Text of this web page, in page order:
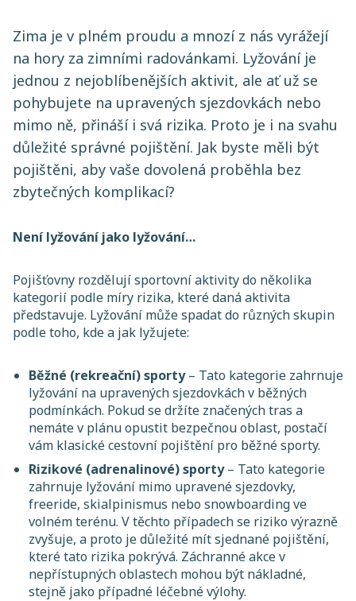
Zima je v plném proudu a mnozí z nás vyrážejí
na hory za zimními radovánkami. Lyžování je
jednou z nejoblíbenějších aktivit, ale ať už se
pohybujete na upravených sjezdovkách nebo
mimo ně, přináší i svá rizika. Proto je i na svahu
důležité správné pojištění. Jak byste měli být
pojištěni, aby vaše dovolená proběhla bez
zbytečných komplikací?
Není lyžování jako lyžování…
Pojišťovny rozdělují sportovní aktivity do několika
kategorií podle míry rizika, které daná aktivita
představuje. Lyžování může spadat do různých skupin
podle toho, kde a jak lyžujete:
Běžné (rekreační) sporty– Tato kategorie zahrnuje
lyžování na upravených sjezdovkách v běžných
podmínkách. Pokud se držíte značených tras a
nemáte v plánu opustit bezpečnou oblast, postačí
vám klasické cestovní pojištění pro běžné sporty.
Rizikové (adrenalinové) sporty– Tato kategorie
zahrnuje lyžování mimo upravené sjezdovky,
freeride, skialpinismus nebo snowboarding ve
volném terénu. V těchto případech se riziko výrazně
zvyšuje, a proto je důležité mít sjednané pojištění,
které tato rizika pokrývá. Záchranné akce v
nepřístupných oblastech mohou být nákladné,
stejně jako případné léčebné výlohy.